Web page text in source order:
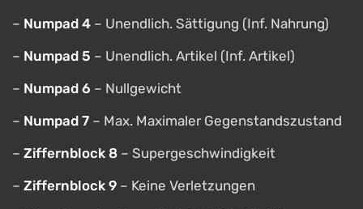
– Numpad 4 – Unendlich. Sättigung (Inf. Nahrung)
– Numpad 5 – Unendlich. Artikel (Inf. Artikel)
– Numpad 6 – Nullgewicht
– Numpad 7 – Max. Maximaler Gegenstandszustand
– Ziffernblock 8 – Supergeschwindigkeit
– Ziffernblock 9 – Keine Verletzungen